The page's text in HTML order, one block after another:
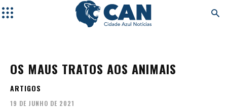
OS MAUS TRATOS AOS ANIMAIS
ARTIGOS
19 DE JUNHO DE 2021